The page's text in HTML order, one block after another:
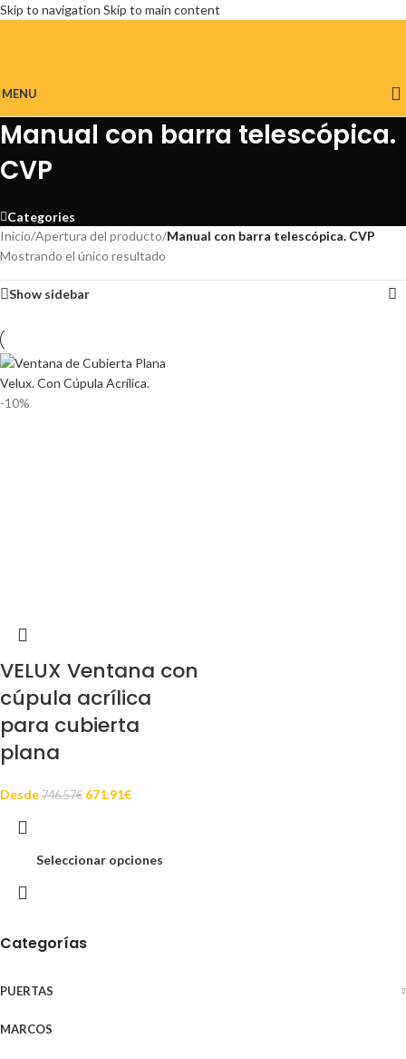
Skip to navigation Skip to main content
MENU
Manual con barra telescópica.
CVP
Categories
Categorías
PUERTAS
MARCOS
Inicio/Apertura del producto/Manual con barra telescópica. CVP
Mostrando el único resultado
Show sidebar
-10%
VELUX Ventana con
cúpula acrílica
para cubierta
plana
Desde 746.57€ 671.91€
Seleccionar opciones